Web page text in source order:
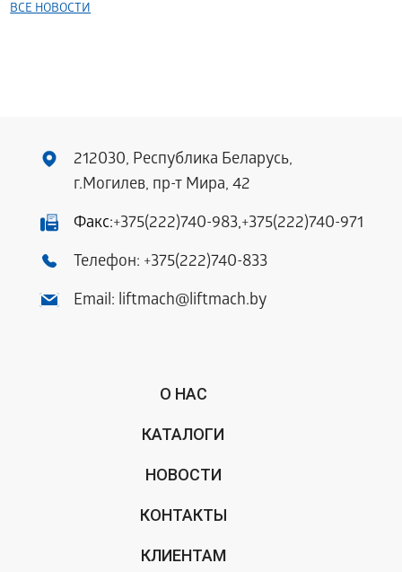
ВСЕ НОВОСТИ
212030, Республика Беларусь,
г.Могилев, пр-т Мира, 42
Факс:+375(222)740-983,+375(222)740-971
Телефон: +375(222)740-833
Email: liftmach@liftmach.by
О НАС
КАТАЛОГИ
НОВОСТИ
КОНТАКТЫ
КЛИЕНТАМ